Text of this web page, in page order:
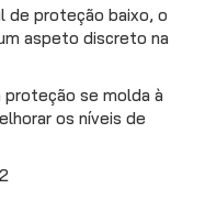
de proteção baixo, o
aspeto discreto na
proteção se molda à
os níveis de